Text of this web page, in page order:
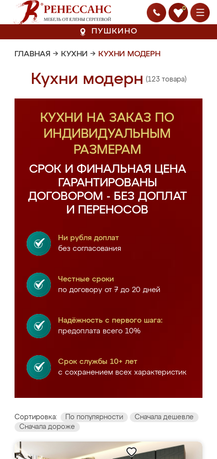
0
ПУШКИНО
ГЛАВНАЯ → КУХНИ → КУХНИ МОДЕРН
Кухни модерн (123 товара)
КУХНИ НА ЗАКАЗ ПО
ИНДИВИДУАЛЬНЫМ
РАЗМЕРАМ
СРОК И ФИНАЛЬНАЯ ЦЕНА
ГАРАНТИРОВАНЫ
ДОГОВОРОМ - БЕЗ ДОПЛАТ
И ПЕРЕНОСОВ
Ни рубля доплат
без согласования
Честные сроки
по договору от 7 до 20 дней
Надёжность с первого шага:
предоплата всего 10%
Срок службы 10+ лет
с сохранением всех характеристик
Сортировка: По популярности
Сначала дешевле
Сначала дороже